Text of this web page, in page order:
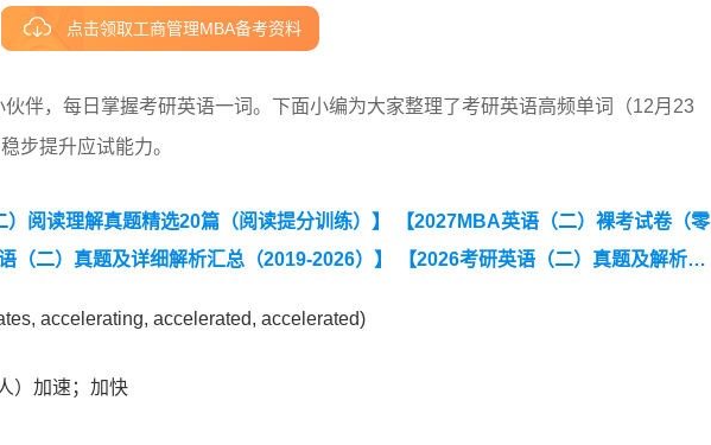
点击领取工商管理MBA备考资料
伴，每日掌握考研英语一词。下面小编为大家整理了考研英语高频单词（12月23
步提升应试能力。
）阅读理解真题精选20篇（阅读提分训练）】
【2027MBA英语（二）裸考试卷（零
（二）真题及详细解析汇总（2019-2026）】
【2026考研英语（二）真题及解析】
accelerating, accelerated, accelerated)
）加速；加快